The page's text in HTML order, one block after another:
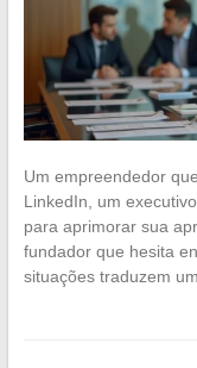
Um empreendedor
LinkedIn, um
para aprimorar sua
fundador que hesita
situações traduzem